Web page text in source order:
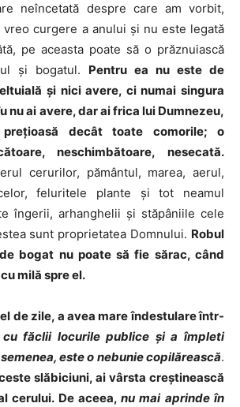
neîncetată despre care am vorbit,
vreo curgere a anului şi nu este legată
pe aceasta poate să o prăznuiască
şi bogatul. Pentru ea nu este de
şi nici avere, ci numai singura
nu ai avere, dar ai frica lui Dumnezeu,
decât toate comorile; o
neschimbătoare, nesecată.
cerurilor, pământul, marea, aerul,
feluritele plante şi tot neamul
îngerii, arhanghelii şi stăpâniile cele
sunt proprietatea Domnului. Robul
bogat nu poate să fie sărac, când
milă spre el.
de zile, a avea mare îndestulare într-
cu făclii locurile publice şi a împleti
este o nebunie copilărească.
slăbiciuni, ai vârsta creştinească
cerului. De aceea,nu mai aprinde în